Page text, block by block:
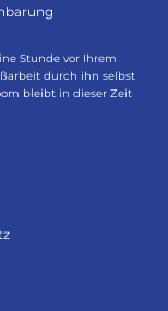
Stunde vor Ihrem
durch ihn selbst
bleibt in dieser Zeit